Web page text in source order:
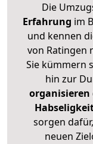
Die
Erfahrung im
und kennen
von Ratingen
Sie kümmern
hin zur
organisieren
sorgen
neuen